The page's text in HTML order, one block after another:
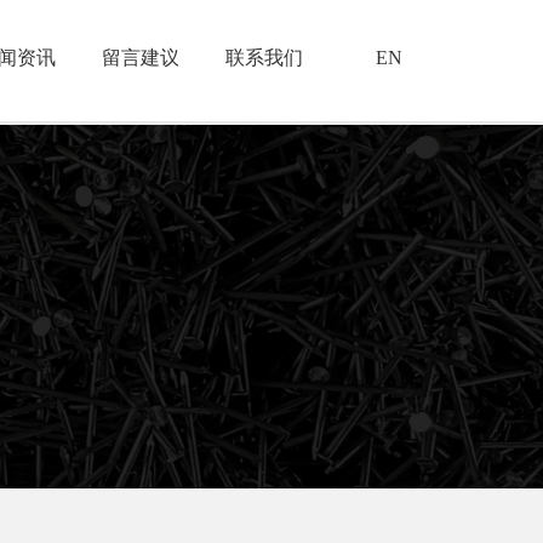
资讯 留言建议 联系我们 EN